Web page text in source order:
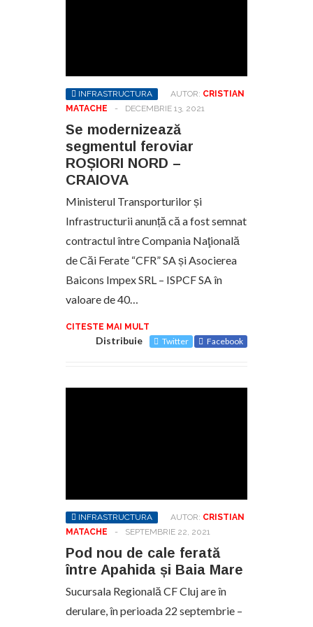
INFRASTRUCTURA AUTOR: CRISTIAN
MATACHE
- DECEMBRIE 13, 2021
Se modernizează
segmentul feroviar
ROȘIORI NORD –
CRAIOVA
Ministerul Transporturilor și
Infrastructurii anunță că a fost semnat
contractul între Compania Naţională
de Căi Ferate “CFR” SA și Asocierea
Baicons Impex SRL – ISPCF SA în
valoare de 40…
CITESTE MAI MULT
Distribuie Twitter Facebook
INFRASTRUCTURA AUTOR: CRISTIAN
MATACHE
- SEPTEMBRIE 22, 2021
Pod nou de cale ferată
între Apahida și Baia Mare
Sucursala Regională CF Cluj are în
derulare, în perioada 22 septembrie –